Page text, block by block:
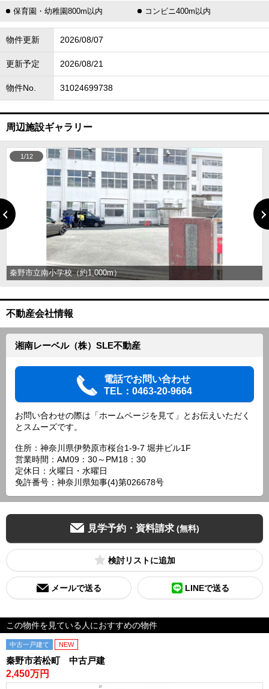
保育園・幼稚園800m以内 コンビニ400m以内
物件更新 2026/08/07
更新予定 2026/08/21
物件No. 31024699738
周辺施設ギャラリー
秦野市立南小学校（約1,000m）
1/12
不動産会社情報
湘南レーベル（株）SLE不動産
電話でお問い合わせ
TEL：0463-20-9664
お問い合わせの際は「ホームページを見て」とお伝えいただく
とスムーズです。
住所：神奈川県伊勢原市桜台1-9-7 堀井ビル1F
営業時間：AM09：30～PM18：30
定休日：火曜日・水曜日
免許番号：神奈川県知事(4)第026678号
見学予約・資料請求 (無料)
検討リスト
メールで送る LINEで送る
この物件を見ている人におすすめの物件
中古一戸建て NEW
秦野市若松町 中古戸建
2,450万円